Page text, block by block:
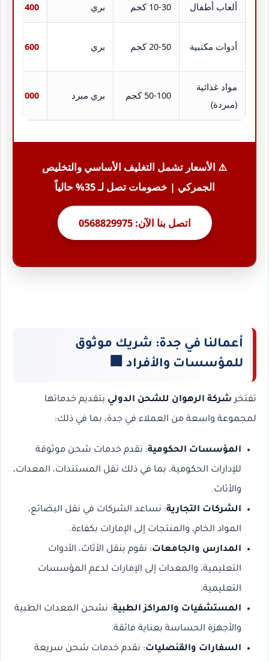
ألعاب أطفال 10-30 كجم بري 400 – 700
أدوات مكتبية 20-50 كجم بري 600 – 900
مواد غذائية
(مبردة)
50-100 كجم بري مبرد 1000 – 1500
⚠️ الأسعار تشمل التغليف الأساسي والتخليص
الجمركي | خصومات تصل لـ 35% حالياً
اتصل بنا الآن: 0568829975
أعمالنا في جدة: شريك موثوق
للمؤسسات والأفراد 🏢
تفتخر شركة الرهوان للشحن الدولي بتقديم خدماتها
لمجموعة واسعة من العملاء في جدة، بما في ذلك:
المؤسسات الحكومية: نقدم خدمات شحن موثوقة
للإدارات الحكومية، بما في ذلك نقل المستندات، المعدات،
والأثاث.
الشركات التجارية: نساعد الشركات في نقل البضائع،
المواد الخام، والمنتجات إلى الإمارات بكفاءة.
المدارس والجامعات: نقوم بنقل الأثاث، الأدوات
التعليمية، والمعدات إلى الإمارات لدعم المؤسسات
التعليمية.
المستشفيات والمراكز الطبية: نشحن المعدات الطبية
والأجهزة الحساسة بعناية فائقة.
السفارات والقنصليات: نقدم خدمات شحن سريعة